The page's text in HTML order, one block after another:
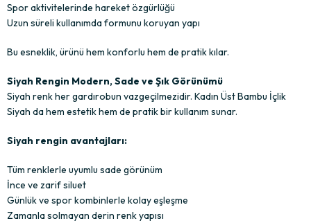
Spor aktivitelerinde hareket özgürlüğü
Uzun süreli kullanımda formunu koruyan yapı
Bu esneklik, ürünü hem konforlu hem de pratik kılar.
Siyah Rengin Modern, Sade ve Şık Görünümü
Siyah renk her gardırobun vazgeçilmezidir. Kadın Üst Bambu İçlik
Siyah da hem estetik hem de pratik bir kullanım sunar.
Siyah rengin avantajları:
Tüm renklerle uyumlu sade görünüm
İnce ve zarif siluet
Günlük ve spor kombinlerle kolay eşleşme
Zamanla solmayan derin renk yapısı